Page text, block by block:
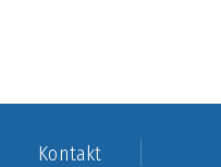
Kontakt